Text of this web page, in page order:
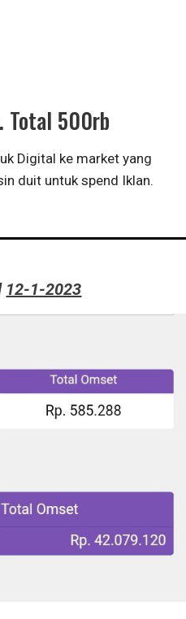
Total 500rb
Digital ke market yang
duit untuk spend Iklan.
12-1-2023